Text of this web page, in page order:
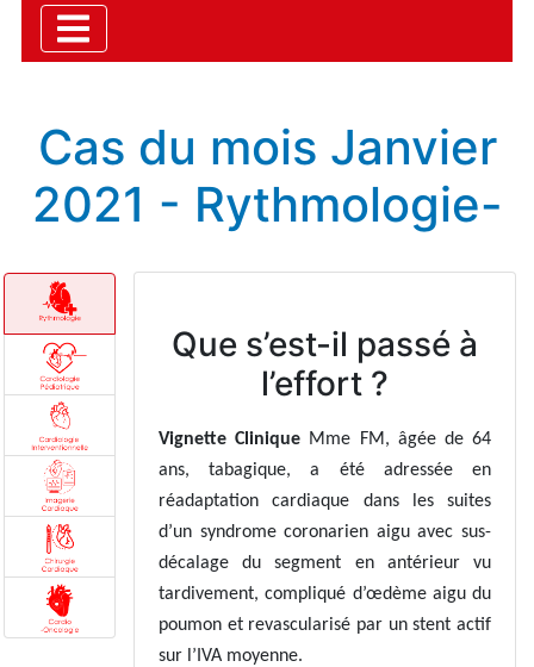
Cas du mois Janvier
2021 - Rythmologie-
Que s’est-il passé à
l’effort ?
Vignette Clinique Mme FM, âgée de 64
ans, tabagique, a été adressée en
réadaptation cardiaque dans les suites
d’un syndrome coronarien aigu avec sus-
décalage du segment en antérieur vu
tardivement, compliqué d’œdème aigu du
poumon et revascularisé par un stent actif
sur l’IVA moyenne.